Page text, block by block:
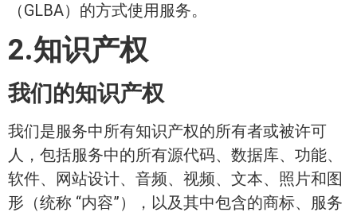
（GLBA）的方式使用服务。
2.知识产权
我们的知识产权
我们是服务中所有知识产权的所有者或被许可
人，包括服务中的所有源代码、数据库、功能、
软件、网站设计、音频、视频、文本、照片和图
形（统称 “内容”），以及其中包含的商标、服务